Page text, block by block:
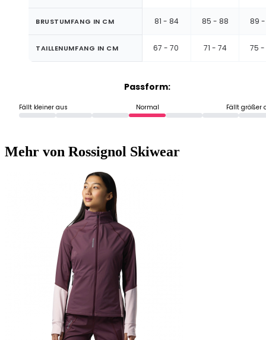
BRUSTUMFANG IN CM 81 - 84 85 - 88 89
TAILLENUMFANG IN CM 67 - 70 71 - 74 75 -
Passform:
Fällt kleiner aus Normal Fällt größer
Mehr von Rossignol Skiwear